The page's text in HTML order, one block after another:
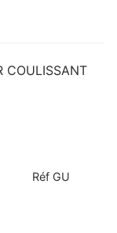
COULISSANT
Réf GU